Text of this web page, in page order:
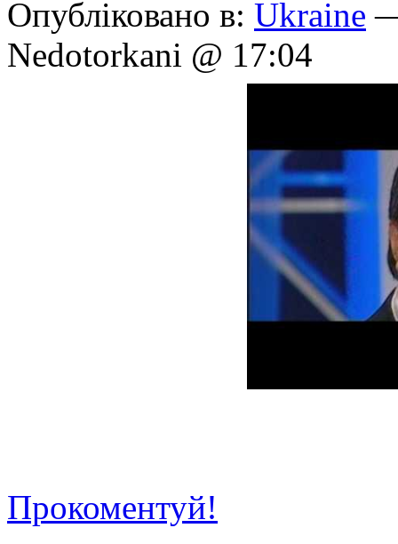
Опубліковано в: Ukraine
Nedotorkani @ 17:04
Прокоментуй!